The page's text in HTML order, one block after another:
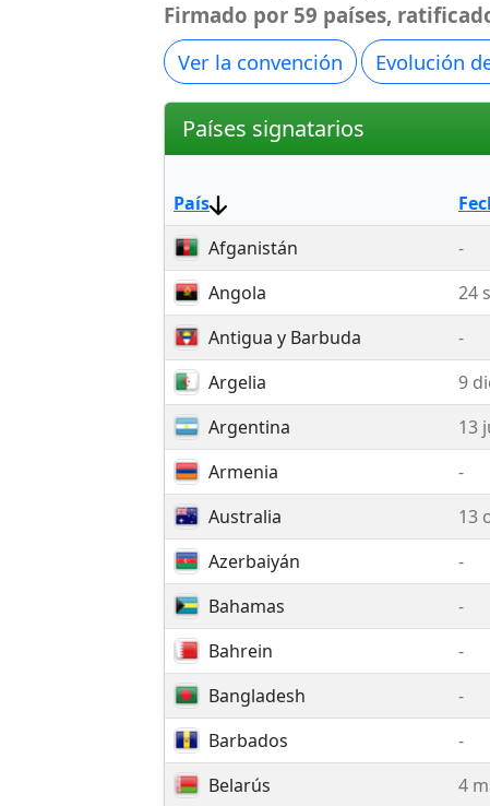
Firmado por 59 países,
Ver la convención
Evolución
Países signatarios
País
Afganistán
-
Angola
24
Antigua y Barbuda
-
Argelia
9
Argentina
13
Armenia
-
Australia
13
Azerbaiyán
-
Bahamas
-
Bahrein
-
Bangladesh
-
Barbados
-
Belarús
4